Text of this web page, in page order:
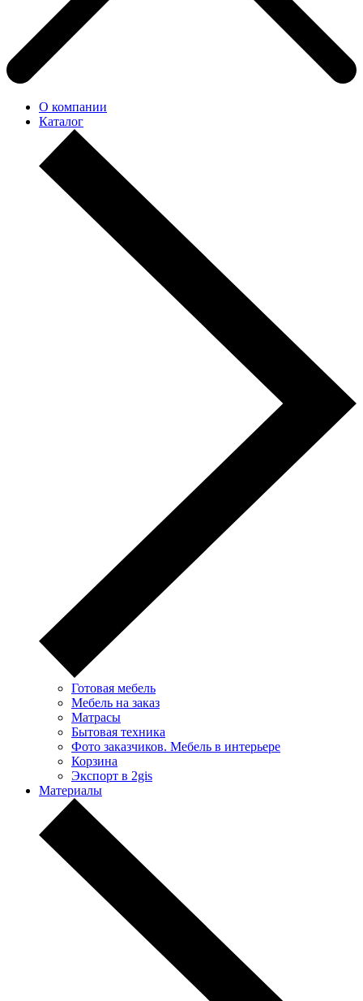
О компании
Каталог
Готовая мебель
Мебель на заказ
Матрасы
Бытовая техника
Фото заказчиков. Мебель в интерьере
Корзина
Экспорт в 2gis
Материалы